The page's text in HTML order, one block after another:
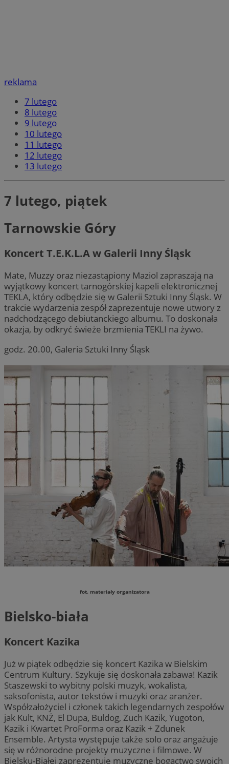
reklama
7 lutego
8 lutego
9 lutego
10 lutego
11 lutego
12 lutego
13 lutego
7 lutego, piątek
Tarnowskie Góry
Koncert T.E.K.L.A w Galerii Inny Śląsk
Mate, Muzzy oraz niezastąpiony Maziol zapraszają na
wyjątkowy koncert tarnogórskiej kapeli elektronicznej
TEKLA, który odbędzie się w Galerii Sztuki Inny Śląsk. W
trakcie wydarzenia zespół zaprezentuje nowe utwory z
nadchodzącego debiutanckiego albumu. To doskonała
okazja, by odkryć świeże brzmienia TEKLI na żywo.
godz. 20.00, Galeria Sztuki Inny Śląsk
fot. materiały organizatora
Bielsko-biała
Koncert Kazika
Już w piątek odbędzie się koncert Kazika w Bielskim
Centrum Kultury. Szykuje się doskonała zabawa! Kazik
Staszewski to wybitny polski muzyk, wokalista,
saksofonista, autor tekstów i muzyki oraz aranżer.
Współzałożyciel i członek takich legendarnych zespołów
jak Kult, KNŻ, El Dupa, Buldog, Zuch Kazik, Yugoton,
Kazik i Kwartet ProForma oraz Kazik + Zdunek
Ensemble. Artysta występuje także solo oraz angażuje
się w różnorodne projekty muzyczne i filmowe. W
Bielsku-Białej zaprezentuje muzyczne bogactwo swoich